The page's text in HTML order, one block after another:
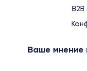
Ваше мнение